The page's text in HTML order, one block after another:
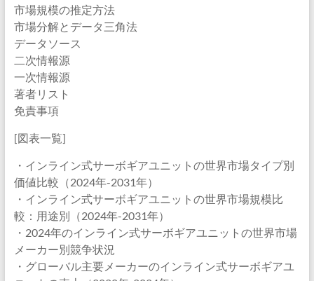
市場規模の推定方法
市場分解とデータ三角法
データソース
二次情報源
一次情報源
著者リスト
免責事項
[図表一覧]
・インライン式サーボギアユニットの世界市場タイプ別
価値比較（2024年-2031年）
・インライン式サーボギアユニットの世界市場規模比
較：用途別（2024年-2031年）
・2024年のインライン式サーボギアユニットの世界市場
メーカー別競争状況
・グローバル主要メーカーのインライン式サーボギアユ